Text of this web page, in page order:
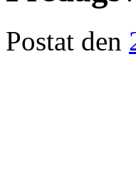
Postat den